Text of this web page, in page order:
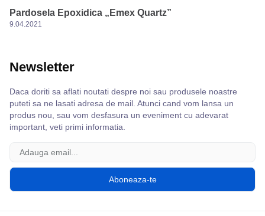
Pardosela Epoxidica „Emex Quartz”
9.04.2021
Newsletter
Daca doriti sa aflati noutati despre noi sau produsele noastre
puteti sa ne lasati adresa de mail. Atunci cand vom lansa un
produs nou, sau vom desfasura un eveniment cu adevarat
important, veti primi informatia.